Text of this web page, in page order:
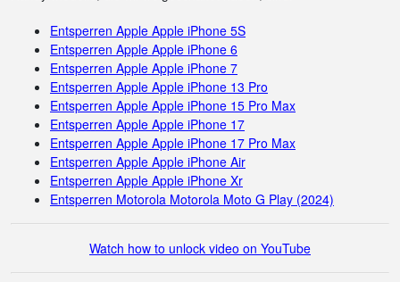
Entsperren Apple Apple iPhone 5S
Entsperren Apple Apple iPhone 6
Entsperren Apple Apple iPhone 7
Entsperren Apple Apple iPhone 13 Pro
Entsperren Apple Apple iPhone 15 Pro Max
Entsperren Apple Apple iPhone 17
Entsperren Apple Apple iPhone 17 Pro Max
Entsperren Apple Apple iPhone Air
Entsperren Apple Apple iPhone Xr
Entsperren Motorola Motorola Moto G Play (2024)
Watch how to unlock video on YouTube